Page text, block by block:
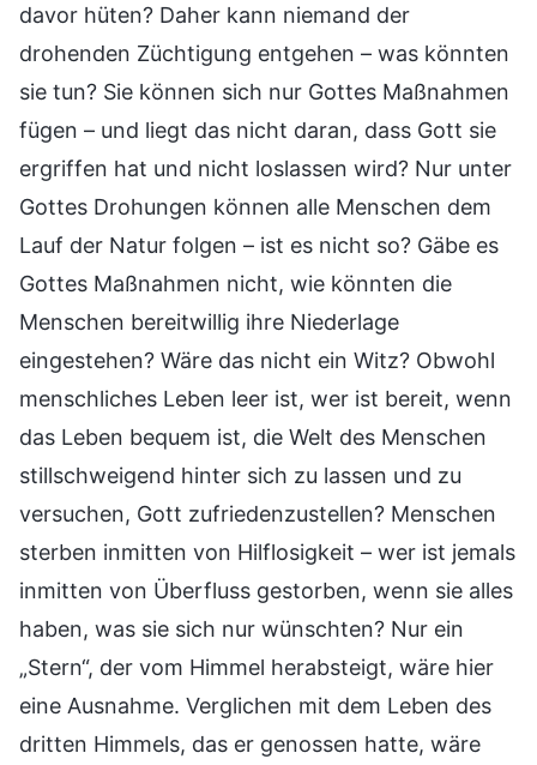
davor hüten? Daher kann niemand der
drohenden Züchtigung entgehen – was könnten
sie tun? Sie können sich nur Gottes Maßnahmen
fügen – und liegt das nicht daran, dass Gott sie
ergriffen hat und nicht loslassen wird? Nur unter
Gottes Drohungen können alle Menschen dem
Lauf der Natur folgen – ist es nicht so? Gäbe es
Gottes Maßnahmen nicht, wie könnten die
Menschen bereitwillig ihre Niederlage
eingestehen? Wäre das nicht ein Witz? Obwohl
menschliches Leben leer ist, wer ist bereit, wenn
das Leben bequem ist, die Welt des Menschen
stillschweigend hinter sich zu lassen und zu
versuchen, Gott zufriedenzustellen? Menschen
sterben inmitten von Hilflosigkeit – wer ist jemals
inmitten von Überfluss gestorben, wenn sie alles
haben, was sie sich nur wünschten? Nur ein
„Stern“, der vom Himmel herabsteigt, wäre hier
eine Ausnahme. Verglichen mit dem Leben des
dritten Himmels, das er genossen hatte, wäre